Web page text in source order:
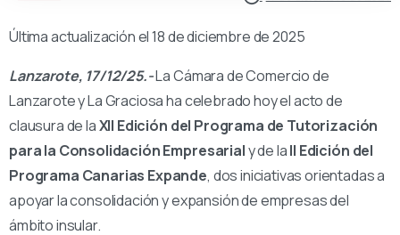
Última actualización el 18 de diciembre de 2025
Lanzarote, 17/12/25.-La Cámara de Comercio de
Lanzarote y La Graciosa ha celebrado hoy el acto de
clausura de laXII Edición del Programa de Tutorización
para la Consolidación Empresarialy de laII Edición del
Programa Canarias Expande, dos iniciativas orientadas a
apoyar la consolidación y expansión de empresas del
ámbito insular.